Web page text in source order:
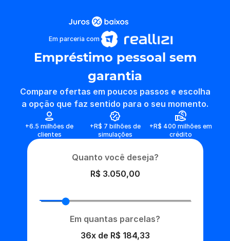
Em parceria com
Empréstimo pessoal sem
garantia
Compare ofertas em poucos passos e escolha
a opção que faz sentido para o seu momento.
+6.5 milhões de
clientes
+R$ 7 bilhões de
simulações
+R$ 400 milhões em
crédito
Quanto você deseja?
R$ 3.050,00
Em quantas parcelas?
36x de R$ 184,33